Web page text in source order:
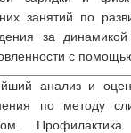
занятий по
за динамикой
с
анализ и
по методу